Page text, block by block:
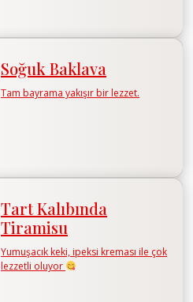
Soğuk Baklava
Tam bayrama yakışır bir lezzet.
Tart Kalıbında
Tiramisu
Yumuşacık keki, ipeksi kreması ile çok
lezzetli oluyor